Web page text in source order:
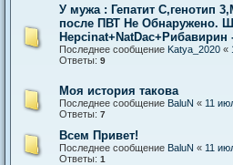
У мужа : Гепатит С,генотип
после ПВТ Не Обнаружено.
Hepcinat+NatDac+Рибавирин
Последнее сообщение Katya_2020 «
Ответы: 9
Моя история такова
Последнее сообщение BaluN « 11
Ответы: 7
Всем Привет!
Последнее сообщение BaluN « 11
Ответы: 1